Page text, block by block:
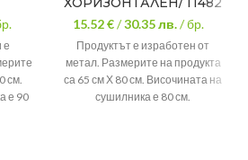
е
см.
е 90
15.52 €/30.35лв./ бр.
Продуктът е изработен от
метал. Размерите на продукта
са 65 см Х 80 см. Височината на
сушилника е 80 см.